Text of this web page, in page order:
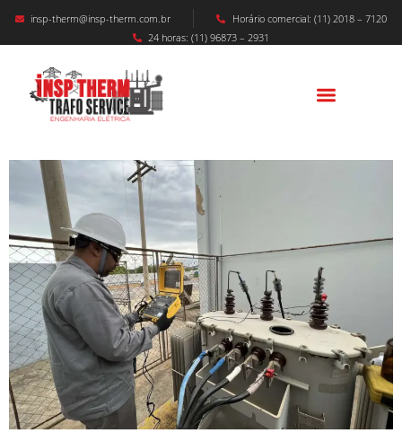
insp-therm@insp-therm.com.br
Horário comercial: (11) 2018 – 7120
24 horas: (11) 96873 – 2931
MANUTENÇÃO CABINE PRIMÁRIA JACAREÍ
– Soluções Avançadas Para Fábricas E